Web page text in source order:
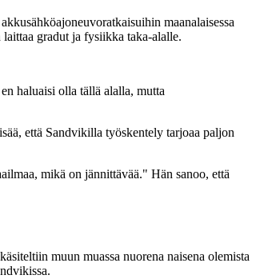
maanalaisessa
gradut ja fysiikka taka-alalle.
haluaisi olla tällä alalla, mutta
että Sandvikilla työskentely tarjoaa paljon
mikä on jännittävää." Hän sanoo, että
muun muassa nuorena naisena olemista